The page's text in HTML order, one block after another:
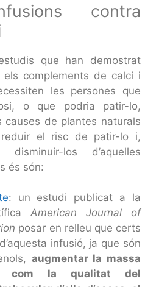
contra
que han demostrat
complements de calci i
les persones que
o que podria patir-lo,
de plantes naturals
el risc de patir-lo i,
los d’aquelles
és són:
: un estudi publicat a la
American Journal of
posar en relleu que certs
infusió, ja que són
augmentar la massa
com la qualitat del